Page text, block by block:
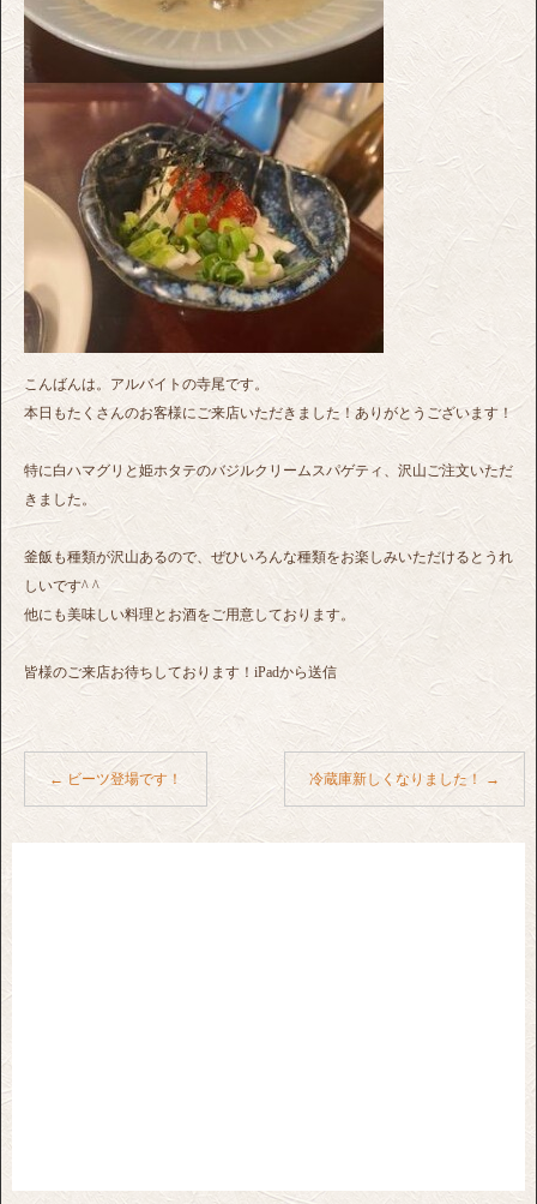
こんばんは。アルバイトの寺尾です。
本日もたくさんのお客様にご来店いただきました！ありがとうございます！
特に白ハマグリと姫ホタテのバジルクリームスパゲティ、沢山ご注文いただ
きました。
釜飯も種類が沢山あるので、ぜひいろんな種類をお楽しみいただけるとうれ
しいです^ ^
他にも美味しい料理とお酒をご用意しております。
皆様のご来店お待ちしております！iPadから送信
← ビーツ登場です！ 冷蔵庫新しくなりました！ →